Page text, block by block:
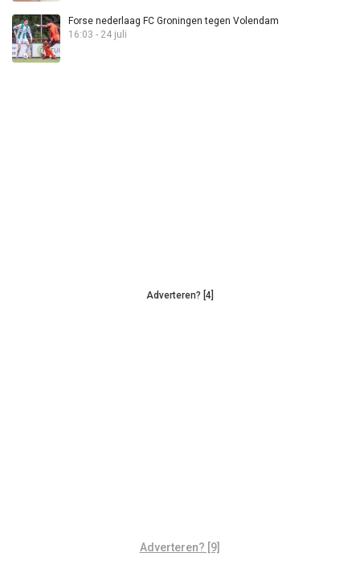
Forse nederlaag FC Groningen tegen Volendam
16:03 - 24 juli
Adverteren? [4]
Adverteren? [9]